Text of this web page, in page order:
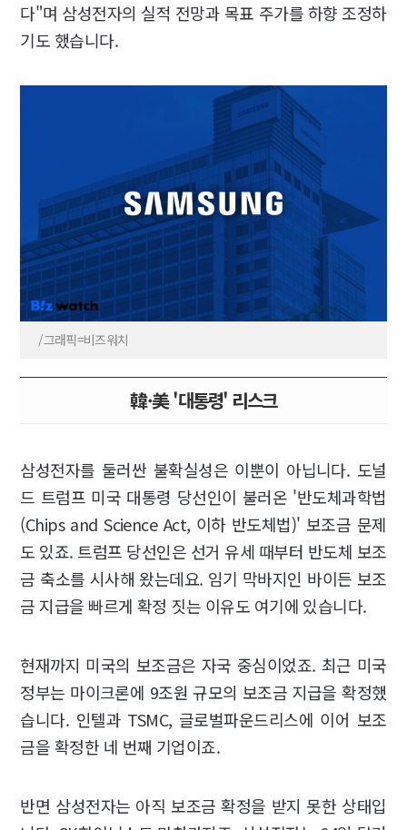
다"며 삼성전자의 실적 전망과 목표 주가를 하향 조정하
기도 했습니다.
/그래픽=비즈워치
韓·美 '대통령' 리스크
삼성전자를 둘러싼 불확실성은 이뿐이 아닙니다. 도널
드 트럼프 미국 대통령 당선인이 불러온 '반도체과학법
(Chips and Science Act, 이하 반도체법)' 보조금 문제
도 있죠. 트럼프 당선인은 선거 유세 때부터 반도체 보조
금 축소를 시사해 왔는데요. 임기 막바지인 바이든 보조
금 지급을 빠르게 확정 짓는 이유도 여기에 있습니다.
현재까지 미국의 보조금은 자국 중심이었죠. 최근 미국
정부는 마이크론에 9조원 규모의 보조금 지급을 확정했
습니다. 인텔과 TSMC, 글로벌파운드리스에 이어 보조
금을 확정한 네 번째 기업이죠.
반면 삼성전자는 아직 보조금 확정을 받지 못한 상태입